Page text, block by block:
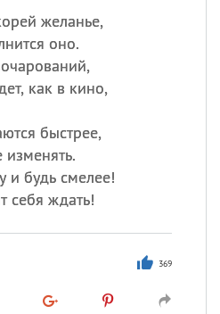
желанье,
оно.
как в кино,
быстрее,
и будь смелее!
себя ждать!
369